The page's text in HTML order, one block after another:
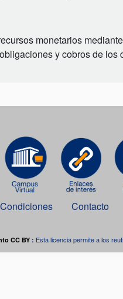
monetarios
y cobros de
Contacto
CC BY : Esta licencia permite a los